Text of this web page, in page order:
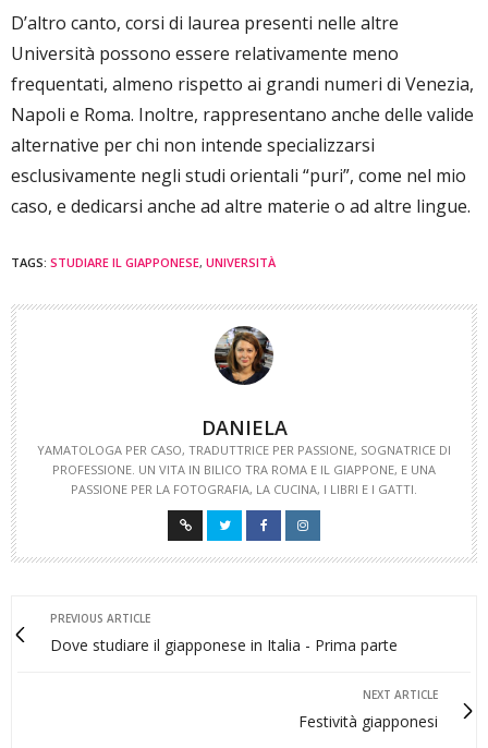
D’altro canto, corsi di laurea presenti nelle altre
Università possono essere relativamente meno
frequentati, almeno rispetto ai grandi numeri di Venezia,
Napoli e Roma. Inoltre, rappresentano anche delle valide
alternative per chi non intende specializzarsi
esclusivamente negli studi orientali “puri”, come nel mio
caso, e dedicarsi anche ad altre materie o ad altre lingue.
TAGS: STUDIARE IL GIAPPONESE, UNIVERSITÀ
DANIELA
YAMATOLOGA PER CASO, TRADUTTRICE PER PASSIONE, SOGNATRICE DI
PROFESSIONE. UN VITA IN BILICO TRA ROMA E IL GIAPPONE, E UNA
PASSIONE PER LA FOTOGRAFIA, LA CUCINA, I LIBRI E I GATTI.
PREVIOUS ARTICLE
Dove studiare il giapponese in Italia - Prima parte
NEXT ARTICLE
Festività giapponesi